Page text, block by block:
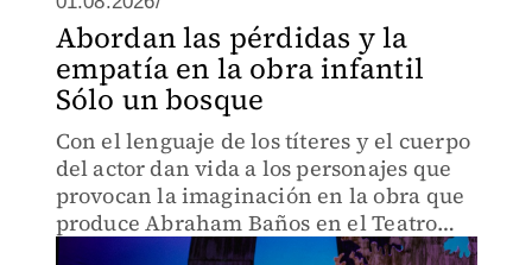
Abordan las pérdidas y la
empatía en la obra infantil
Sólo un bosque
Con el lenguaje de los títeres y el cuerpo
del actor dan vida a los personajes que
provocan la imaginación en la obra que
produce Abraham Baños en el Teatro